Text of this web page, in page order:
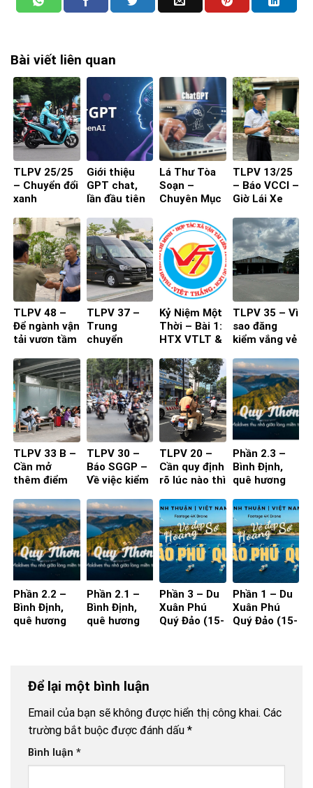
Bài viết liên quan
TLPV 25/25
– Chuyển đổi
xanh
máy trên địa
bàn TP.HCM
Giới thiệu
GPT chat,
lần đầu tiên
Lá Thư Tòa
Soạn –
Chuyên Mục
TLPV 13/25
– Báo VCCI –
Giờ Lái Xe
TLPV 48 –
Để ngành vận
tải vươn tầm
TLPV 37 –
Trung
chuyển
TP.HCM
Kỷ Niệm Một
Thời – Bài 1:
HTX VTLT &
Thắng
TLPV 35 – Vì
sao đăng
kiểm vắng vẻ
báo?
TLPV 33 B –
Cần mở
thêm điểm
khách tuyến
cố định
TLPV 30 –
Báo SGGP –
Về việc kiểm
bánh!
TLPV 20 –
Cần quy định
rõ lúc nào thì
phép truy
đuổi người vi
phạm
Phần 2.3 –
Bình Định,
quê hương
Nhơn, lần trở
lại (6-
10/6/2020)-
Những nơi đã
qua và dấu
ấn ở lại
Phần 2.2 –
Bình Định,
quê hương
Những nơi đã
ấn ở lại
Phần 2.1 –
Bình Định,
quê hương
Những nơi đã
ấn ở lại
Phần 3 – Du
Xuân Phú
Quý Đảo (15-
Phần 1 – Du
Xuân Phú
Quý Đảo (15-
Để lại một bình luận
Email của bạn sẽ không được hiển thị công khai. Các
trường bắt buộc được đánh dấu *
Bình luận *